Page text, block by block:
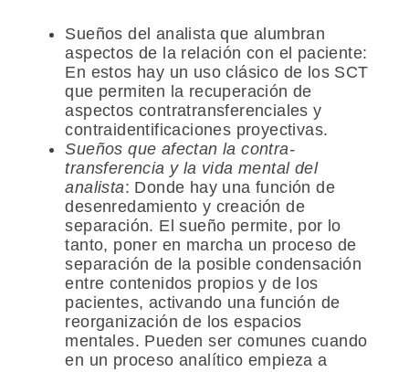
Sueños del analista que alumbran
aspectos de la relación con el paciente:
En estos hay un uso clásico de los SCT
que permiten la recuperación de
aspectos contratransferenciales y
contraidentificaciones proyectivas.
Sueños que afectan la contra-
transferencia y la vida mental del
analista: Donde hay una función de
desenredamiento y creación de
separación. El sueño permite, por lo
tanto, poner en marcha un proceso de
separación de la posible condensación
entre contenidos propios y de los
pacientes, activando una función de
reorganización de los espacios
mentales. Pueden ser comunes cuando
en un proceso analítico empieza a